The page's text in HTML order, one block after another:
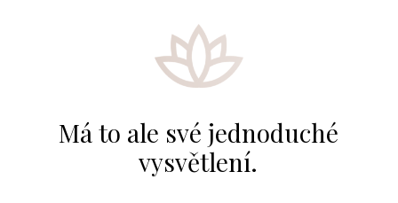
Má to ale své jednoduché
vysvětlení.